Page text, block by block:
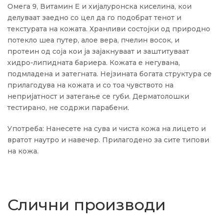
Омега 9, Витамин Е и хијалуронска киселина, кои
делуваат заедно со цел да го подобрат тенот и
текстурата на кожата. Хранливи состојки од природно
потекло шеа путер, алое вера, пчелин восок, и
протеин од соја кои ја зајакнуваат и заштитуваат
хидро-липидната бариера. Кожата е негувана,
подмладена и затегната. Нејзината богата структура се
прилагодува на кожата и со тоа чувството на
непријатност и затегање се губи. Дерматолошки
тестирано, не содржи парабени.
Употреба: Нанесете на сува и чиста кожа на лицето и
вратот наутро и навечер. Прилагодено за сите типови
на кожа.
Слични производи